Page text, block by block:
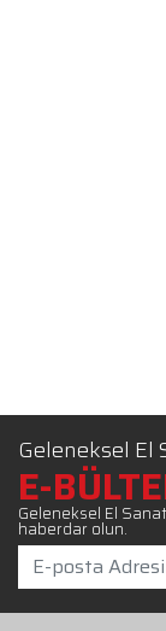
Geleneksel El
E-
Geleneksel El
haberdar olun.